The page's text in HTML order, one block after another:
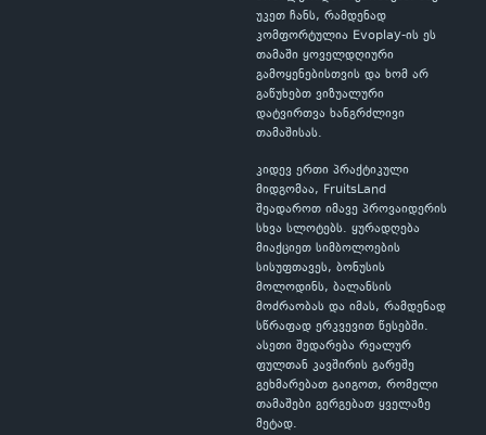
უკეთ ჩანს, რამდენად
კომფორტულია Evoplay-ის ეს
თამაში ყოველდღიური
გამოყენებისთვის და ხომ არ
გაწუხებთ ვიზუალური
დატვირთვა ხანგრძლივი
თამაშისას.
კიდევ ერთი პრაქტიკული
მიდგომაა, FruitsLand
შეადაროთ იმავე პროვაიდერის
სხვა სლოტებს. ყურადღება
მიაქციეთ სიმბოლოების
სისუფთავეს, ბონუსის
მოლოდინს, ბალანსის
მოძრაობას და იმას, რამდენად
სწრაფად ერკვევით წესებში.
ასეთი შედარება რეალურ
ფულთან კავშირის გარეშე
გეხმარებათ გაიგოთ, რომელი
თამაშები გერგებათ ყველაზე
მეტად.